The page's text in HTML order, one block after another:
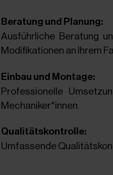
Beratung und Planung:
Ausführliche Beratung
Modifikationen an Ihrem
Einbau und Montage:
Professionelle
Mechaniker*innen.
Qualitätskontrolle:
Umfassende